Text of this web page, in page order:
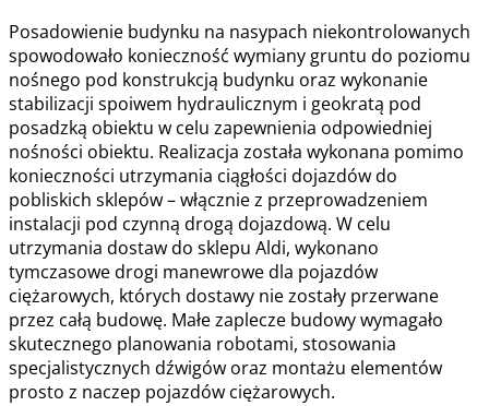
Posadowienie budynku na nasypach niekontrolowanych
spowodowało konieczność wymiany gruntu do poziomu
nośnego pod konstrukcją budynku oraz wykonanie
stabilizacji spoiwem hydraulicznym i geokratą pod
posadzką obiektu w celu zapewnienia odpowiedniej
nośności obiektu. Realizacja została wykonana pomimo
konieczności utrzymania ciągłości dojazdów do
pobliskich sklepów – włącznie z przeprowadzeniem
instalacji pod czynną drogą dojazdową. W celu
utrzymania dostaw do sklepu Aldi, wykonano
tymczasowe drogi manewrowe dla pojazdów
ciężarowych, których dostawy nie zostały przerwane
przez całą budowę. Małe zaplecze budowy wymagało
skutecznego planowania robotami, stosowania
specjalistycznych dźwigów oraz montażu elementów
prosto z naczep pojazdów ciężarowych.